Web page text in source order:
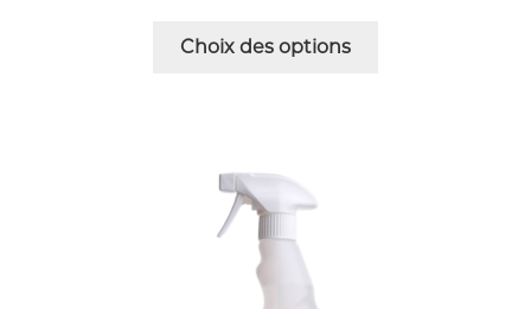
Choix des options